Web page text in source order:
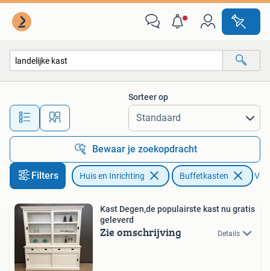
Alle afstanden…
Sorteer op
Bewaar je zoekopdracht
Filters Huis en Inrichting Buffetkasten
Kast Degen,de populairste kast nu gratis
geleverd
Zie omschrijving Details